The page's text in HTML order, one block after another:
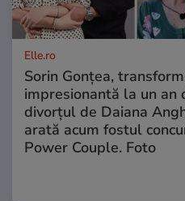
Elle.ro
Sorin Gonțea,
impresionantă la un an
divorțul de Daiana
arată acum fostul
Power Couple. Foto